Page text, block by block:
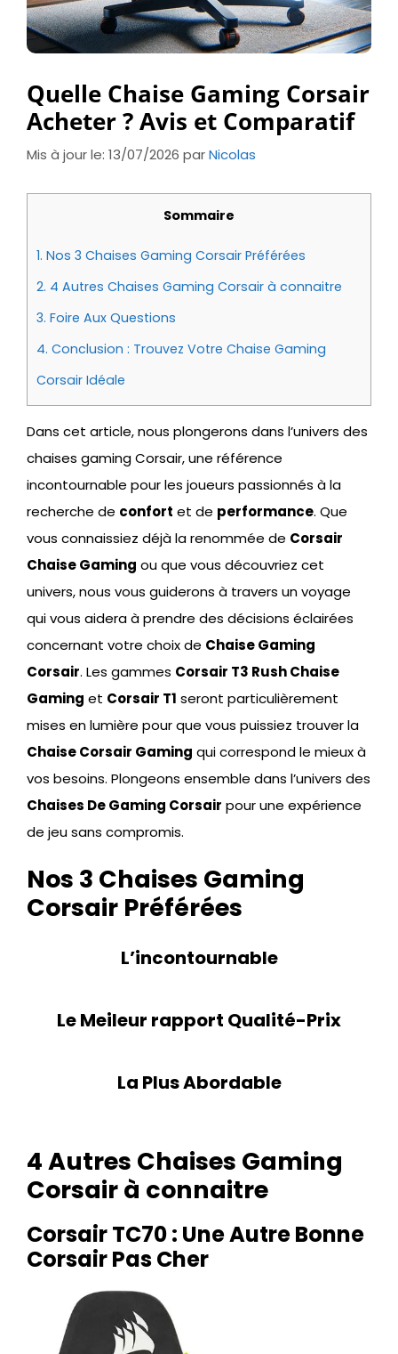
Quelle Chaise Gaming Corsair
Acheter ? Avis et Comparatif
Mis à jour le: 13/07/2026 parNicolas
Sommaire
1. Nos 3 Chaises Gaming Corsair Préférées
2. 4 Autres Chaises Gaming Corsair à connaitre
3. Foire Aux Questions
4. Conclusion : Trouvez Votre Chaise Gaming
Corsair Idéale
Dans cet article, nous plongerons dans l’univers des
chaises gaming Corsair, une référence
incontournable pour les joueurs passionnés à la
recherche de confort et de performance. Que
vous connaissiez déjà la renommée de Corsair
Chaise Gaming ou que vous découvriez cet
univers, nous vous guiderons à travers un voyage
qui vous aidera à prendre des décisions éclairées
concernant votre choix de Chaise Gaming
Corsair. Les gammes Corsair T3 Rush Chaise
Gaming et Corsair T1 seront particulièrement
mises en lumière pour que vous puissiez trouver la
Chaise Corsair Gaming qui correspond le mieux à
vos besoins. Plongeons ensemble dans l’univers des
Chaises De Gaming Corsair pour une expérience
de jeu sans compromis.
Nos 3 Chaises Gaming
Corsair Préférées
L’incontournable
Le Meileur rapport Qualité-Prix
La Plus Abordable
4 Autres Chaises Gaming
Corsair à connaitre
Corsair TC70 : Une Autre Bonne
Corsair Pas Cher